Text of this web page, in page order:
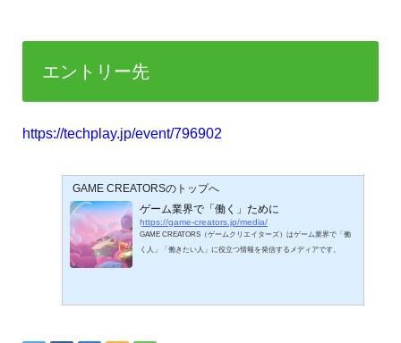
エントリー先
https://techplay.jp/event/796902
GAME CREATORSのトップへ
ゲーム業界で「働く」ために
https://game-creators.jp/media/
GAME CREATORS（ゲームクリエイターズ）はゲーム業界で「働
く人」「働きたい人」に役立つ情報を発信するメディアです。